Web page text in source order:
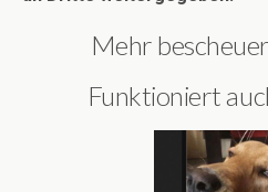
Mehr
Funktioniert